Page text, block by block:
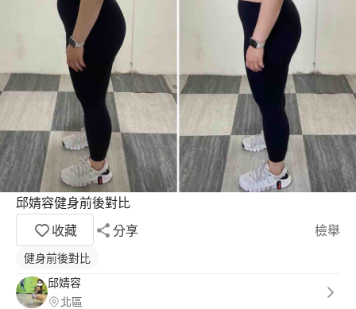
邱婧容健身前後對比
收藏
分享 檢舉
健身前後對比
邱婧容
北區